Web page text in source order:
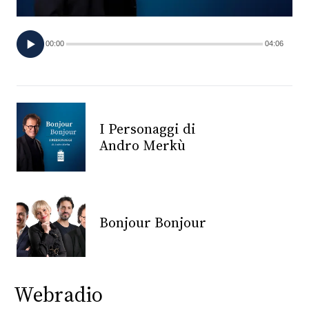
TV
PRINCIPATO
MONACO
RMC
CONSIGLIA
00:00 04:06
I Personaggi di
Andro Merkù
Bonjour Bonjour
Webradio